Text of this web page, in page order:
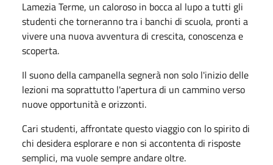
Lamezia Terme, un caloroso in bocca al lupo a tutti gli
studenti che torneranno tra i banchi di scuola, pronti a
vivere una nuova avventura di crescita, conoscenza e
scoperta.
Il suono della campanella segnerà non solo l'inizio delle
lezioni ma soprattutto l'apertura di un cammino verso
nuove opportunità e orizzonti.
Cari studenti, affrontate questo viaggio con lo spirito di
chi desidera esplorare e non si accontenta di risposte
semplici, ma vuole sempre andare oltre.